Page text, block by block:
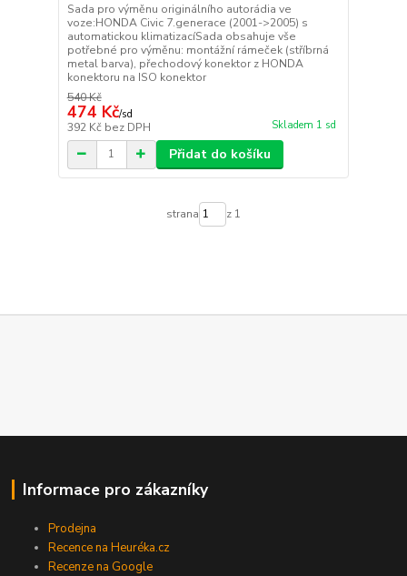
Sada pro výměnu originálního autorádia ve
voze:HONDA Civic 7.generace (2001->2005) s
automatickou klimatizacíSada obsahuje vše
potřebné pro výměnu: montážní rámeček (stříbrná
metal barva), přechodový konektor z HONDA
konektoru na ISO konektor
540 Kč
474 Kč/sd
392 Kč bez DPH Skladem 1 sd
Přidat do košíku
strana z 1
Informace pro zákazníky
Prodejna
Recence na Heuréka.cz
Recenze na Google